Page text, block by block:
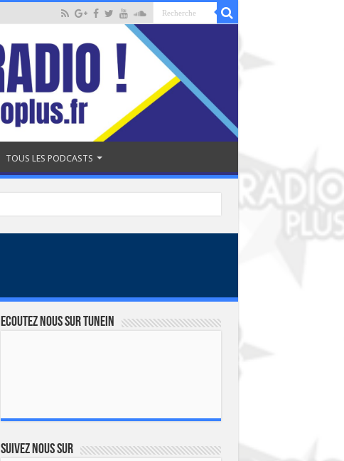
TOUS LES PODCASTS
Ecoutez nous sur TuneIn
Suivez nous sur